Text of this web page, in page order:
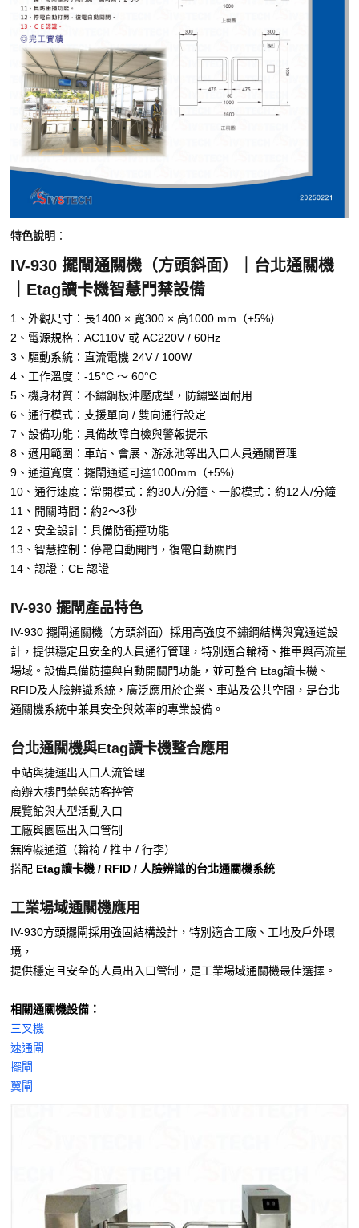
監控系統系列
影視對講整合系統系列
數位看板系列
特色說明 ：
IV-930 擺閘通關機（方頭斜面）｜台北通關機
｜Etag讀卡機智慧門禁設備
1、外觀尺寸：長1400 × 寬300 × 高1000 mm（±5%）
2、電源規格：AC110V 或 AC220V / 60Hz
3、驅動系統：直流電機 24V / 100W
4、工作溫度：-15°C ～ 60°C
5、機身材質：不鏽鋼板沖壓成型，防鏽堅固耐用
6、通行模式：支援單向 / 雙向通行設定
7、設備功能：具備故障自檢與警報提示
8、適用範圍：車站、會展、游泳池等出入口人員通關管理
9、通道寬度：擺閘通道可達1000mm（±5%）
10、通行速度：常開模式：約30人/分鐘、一般模式：約12人/分鐘
11、開關時間：約2～3秒
12、安全設計：具備防衝撞功能
13、智慧控制：停電自動開門，復電自動關門
14、認證：CE 認證
IV-930 擺閘產品特色
IV-930 擺閘通關機（方頭斜面）採用高強度不鏽鋼結構與寬通道設
計，提供穩定且安全的人員通行管理，特別適合輪椅、推車與高流量
場域。設備具備防撞與自動開關門功能，並可整合 Etag讀卡機、
RFID及人臉辨識系統，廣泛應用於企業、車站及公共空間，是台北
通關機系統中兼具安全與效率的專業設備。
台北通關機與Etag讀卡機整合應用
車站與捷運出入口人流管理
商辦大樓門禁與訪客控管
展覽館與大型活動入口
工廠與園區出入口管制
無障礙通道（輪椅 / 推車 / 行李）
搭配 Etag讀卡機 / RFID / 人臉辨識的台北通關機系統
工業場域通關機應用
IV-930方頭擺閘採用強固結構設計，特別適合工廠、工地及戶外環
境，
提供穩定且安全的人員出入口管制，是工業場域通關機最佳選擇。
相關通關機設備：
三叉機
速通閘
擺閘
翼閘